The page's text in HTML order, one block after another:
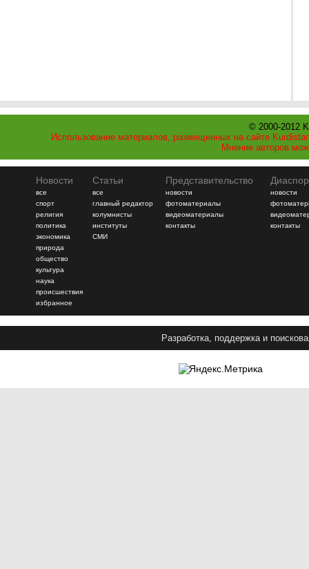
© 2000-2012
Использование материалов, размещенных на сайте
Мнение авторов
Новости
все
спорт
религия
политика
экономика
природа
общество
культура
наука
происшествия
избранное
Статьи
все
главный редактор
колумнисты
институты
СМИ
Представительство
новости
фотоматериалы
видеоматериалы
контакты
новости
контакты
Разработка, поддержка и